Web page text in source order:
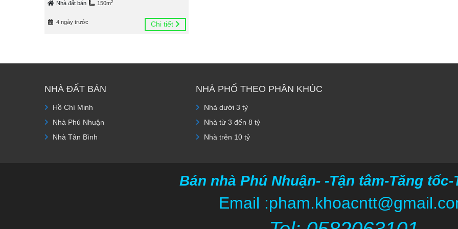
Nhà đất bán 150m2
4 ngày trước Chi tiết
NHÀ ĐẤT BÁN
Hồ Chí Minh
Nhà Phú Nhuận
Nhà Tân Bình
NHÀ PHỐ THEO PHÂN KHÚC
Nhà dưới 3 tỷ
Nhà từ 3 đến 8 tỷ
Nhà trên 10 tỷ
Bán nhà Phú Nhuận- -Tận tâm-Tăng
Email